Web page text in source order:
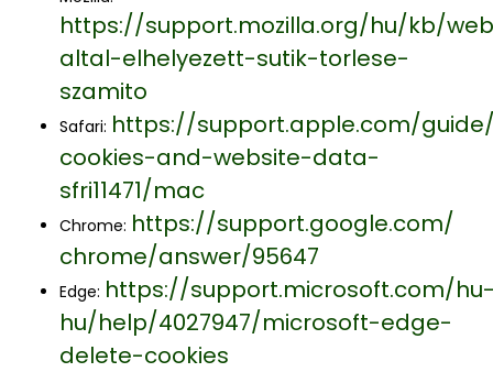
https://support.mozilla.org/hu/kb/
altal-elhelyezett-sutik-torlese-
szamito
Safari: https://support.apple.com/
cookies-and-website-data-
sfri11471/mac
Chrome: https://support.google.com/
chrome/answer/95647
Edge: https://support.microsoft.com/
hu/help/4027947/microsoft-edge-
delete-cookies